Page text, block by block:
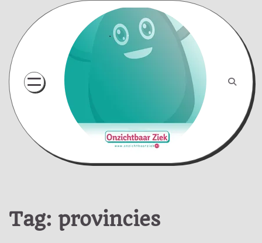
content
Tag: provincies